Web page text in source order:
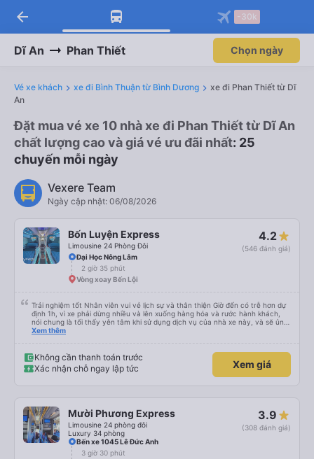
arrow_back -30k
Dĩ An Phan Thiết Chọn ngày
Vé xe khách xe đi Bình Thuận từ Bình Dương
xe đi Phan Thiết từ Dĩ
An
Đặt mua vé xe 10 nhà xe đi Phan Thiết từ Dĩ An
chất lượng cao và giá vé ưu đãi nhất: 25
chuyến mỗi ngày
Vexere Team
Ngày cập nhật: 06/08/2026
Bốn Luyện Express
Limousine 24 Phòng Đôi
4.2
(546 đánh giá)
Đại Học Nông Lâm
2 giờ 35 phút
Vòng xoay Bến Lội
Trải nghiệm tốt Nhân viên vui vẻ lịch sự và thân thiện Giờ đến có trễ hơn dự
định 1h, vì xe phải dừng nhiều và lên xuống hàng hóa và rước hành khách,
nói chung là tối thấy yên tâm khi sử dụng dịch vụ của nhà xe này, và sẽ ủng
hộ và giới thiệu cho người thân sử dụng dịch vụ của nhà xe này
Xem thêm
Không cần thanh toán trước
Xác nhận chỗ ngay lập tức
Xem giá
Mười Phương Express
Limousine 24 phòng đôi
Luxury 34 phòng
3.9
(308 đánh giá)
Bến xe 1045 Lê Đức Anh
3 giờ 30 phút